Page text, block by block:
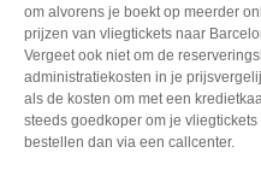
om alvorens je boekt op meerder
prijzen van vliegtickets naar
Vergeet ook niet om de
administratiekosten in je
als de kosten om met een
steeds goedkoper om je vliegtickets
bestellen dan via een callcenter.